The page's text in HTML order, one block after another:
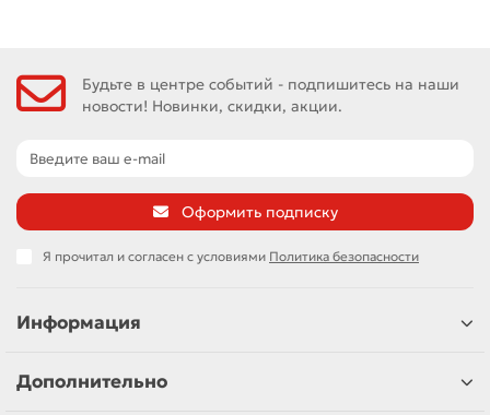
Будьте в центре событий - подпишитесь на наши
новости! Новинки, скидки, акции.
Оформить подписку
Я прочитал и согласен с условиями Политика безопасности
Информация
Дополнительно